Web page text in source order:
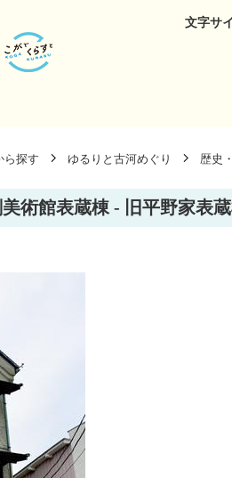
文字サ
ら探す ゆるりと古河めぐり 歴史
術館表蔵棟 - 旧平野家表蔵